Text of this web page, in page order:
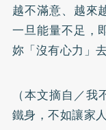
越不滿意、越來
一旦能量不足，
妳「沒有心力」
（本文摘自／我
鐵身，不如讓家